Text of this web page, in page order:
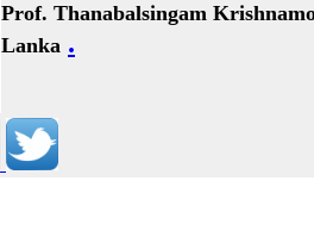
Prof. Thanabalsingam
Lanka .